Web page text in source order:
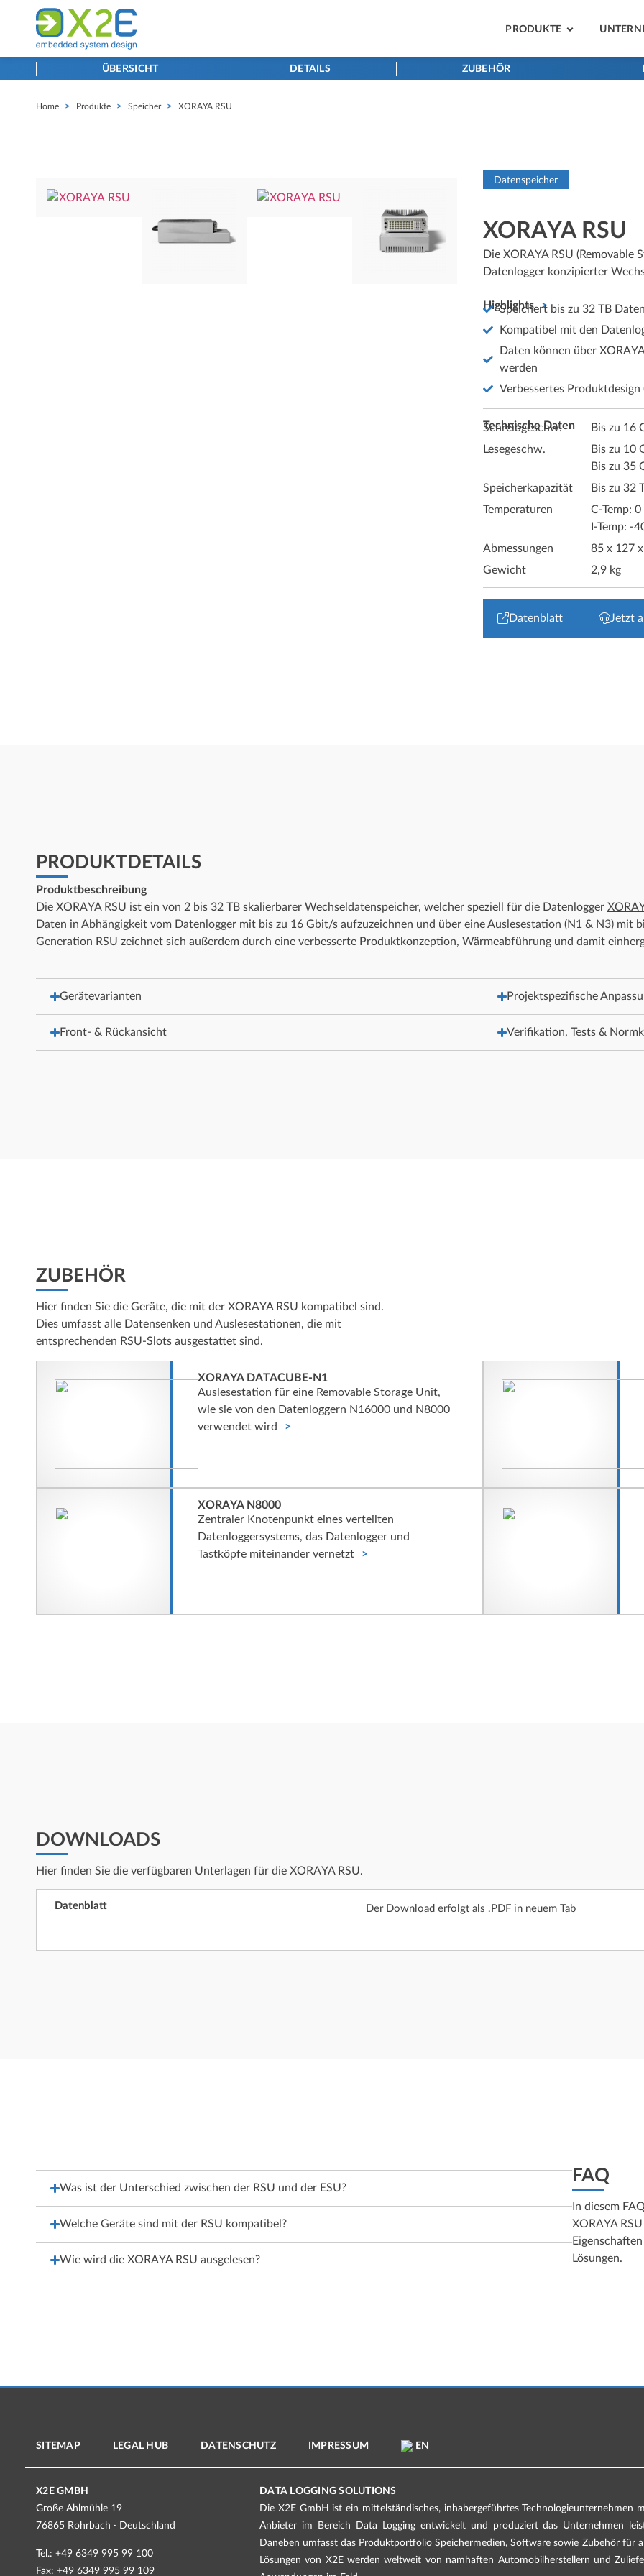
PRODUKTE
ÜBERSICHT DETAILS ZUBEHÖR
Home > Produkte > Speicher > XORAYA RSU
XORAYA RSU
Die XORAYA RSU
Datenlogger konzipierter
Highlights
Speichert bis zu 32 TB Daten
Kompatibel mit den
Daten können über
werden
Verbessertes Produktdesign
Technische Daten
Schreibgeschw.
Bis zu 16
Lesegeschw.
Bis zu 10
Bis zu 35
Speicherkapazität
Bis zu 32
Temperaturen
C-Temp:
I-Temp: -
Abmessungen
85 x 127
Gewicht
2,9 kg
Datenblatt Jetzt
Datenspeicher
PRODUKTDETAILS
Produktbeschreibung
Die XORAYA RSU ist ein von 2 bis 32 TB skalierbarer Wechseldatenspeicher, welcher speziell für die Datenlogger
Daten in Abhängigkeit vom Datenlogger mit bis zu 16 Gbit/s aufzuzeichnen und über eine Auslesestation (N1 & N3) mit
Generation RSU zeichnet sich außerdem durch eine verbesserte Produktkonzeption, Wärmeabführung und damit
Gerätevarianten
Front- & Rückansicht
Projektspezifische
Verifikation, Tests &
ZUBEHÖR
Hier finden Sie die Geräte, die mit der XORAYA RSU kompatibel sind.
Dies umfasst alle Datensenken und Auslesestationen, die mit
entsprechenden RSU-Slots ausgestattet sind.
XORAYA DATACUBE-N1
Auslesestation für eine Removable Storage Unit,
wie sie von den Datenloggern N16000 und N8000
verwendet wird
XORAYA N8000
Zentraler Knotenpunkt eines verteilten
Datenloggersystems, das Datenlogger und
Tastköpfe miteinander vernetzt
DOWNLOADS
Hier finden Sie die verfügbaren Unterlagen für die XORAYA RSU.
Datenblatt Der Download erfolgt als .PDF in neuem Tab
FAQ
In diesem
XORAYA
Lösungen.
Was ist der Unterschied zwischen der RSU und der ESU?
Welche Geräte sind mit der RSU kompatibel?
Wie wird die XORAYA RSU ausgelesen?
SITEMAP LEGAL HUB DATENSCHUTZ IMPRESSUM EN
X2E GMBH
Große Ahlmühle 19
76865 Rohrbach · Deutschland
Tel.: +49 6349 995 99 100
Fax: +49 6349 995 99 109
DATA LOGGING SOLUTIONS
Die X2E GmbH ist ein mittelständisches, inhabergeführtes Technologieunternehmen
Anbieter im Bereich Data Logging entwickelt und produziert das Unternehmen
Daneben umfasst das Produktportfolio Speichermedien, Software sowie Zubehör für
Lösungen von X2E werden weltweit von namhaften Automobilherstellern und